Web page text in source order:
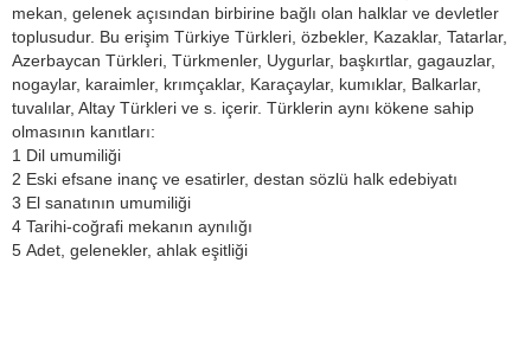
mekan, gelenek açısından birbirine bağlı olan halklar ve devletler
toplusudur. Bu erişim Türkiye Türkleri, özbekler, Kazaklar, Tatarlar,
Azerbaycan Türkleri, Türkmenler, Uygurlar, başkırtlar, gagauzlar,
nogaylar, karaimler, krımçaklar, Karaçaylar, kumıklar, Balkarlar,
tuvalılar, Altay Türkleri ve s. içerir. Türklerin aynı kökene sahip
olmasının kanıtları:
1 Dil umumiliği
2 Eski efsane inanç ve esatirler, destan sözlü halk edebiyatı
3 El sanatının umumiliği
4 Tarihi-coğrafi mekanın aynılığı
5 Adet, gelenekler, ahlak eşitliği